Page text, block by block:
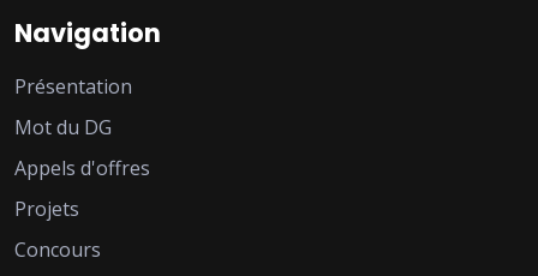
Navigation
Présentation
Mot du DG
Appels d'offres
Projets
Concours